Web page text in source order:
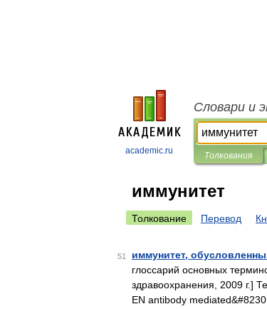
academic.ru
Словари и
Толкования
иммунитет
Толкование Перевод
51 иммунитет,
глоссарий основных
здравоохранения, 2009 г.]
EN antibody